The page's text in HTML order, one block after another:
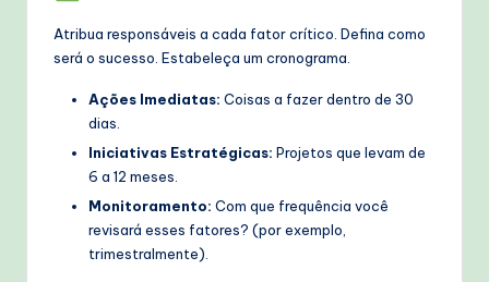
Atribua responsáveis a cada fator crítico. Defina como
será o sucesso. Estabeleça um cronograma.
Ações Imediatas: Coisas a fazer dentro de 30
dias.
Iniciativas Estratégicas: Projetos que levam de
6 a 12 meses.
Monitoramento: Com que frequência você
revisará esses fatores? (por exemplo,
trimestralmente).